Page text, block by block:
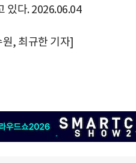
있다. 2026.06.04
, 최규한 기자]